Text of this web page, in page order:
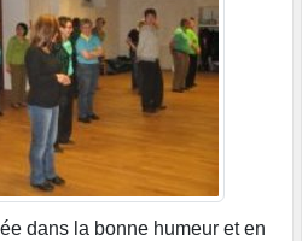
dans la bonne humeur et en